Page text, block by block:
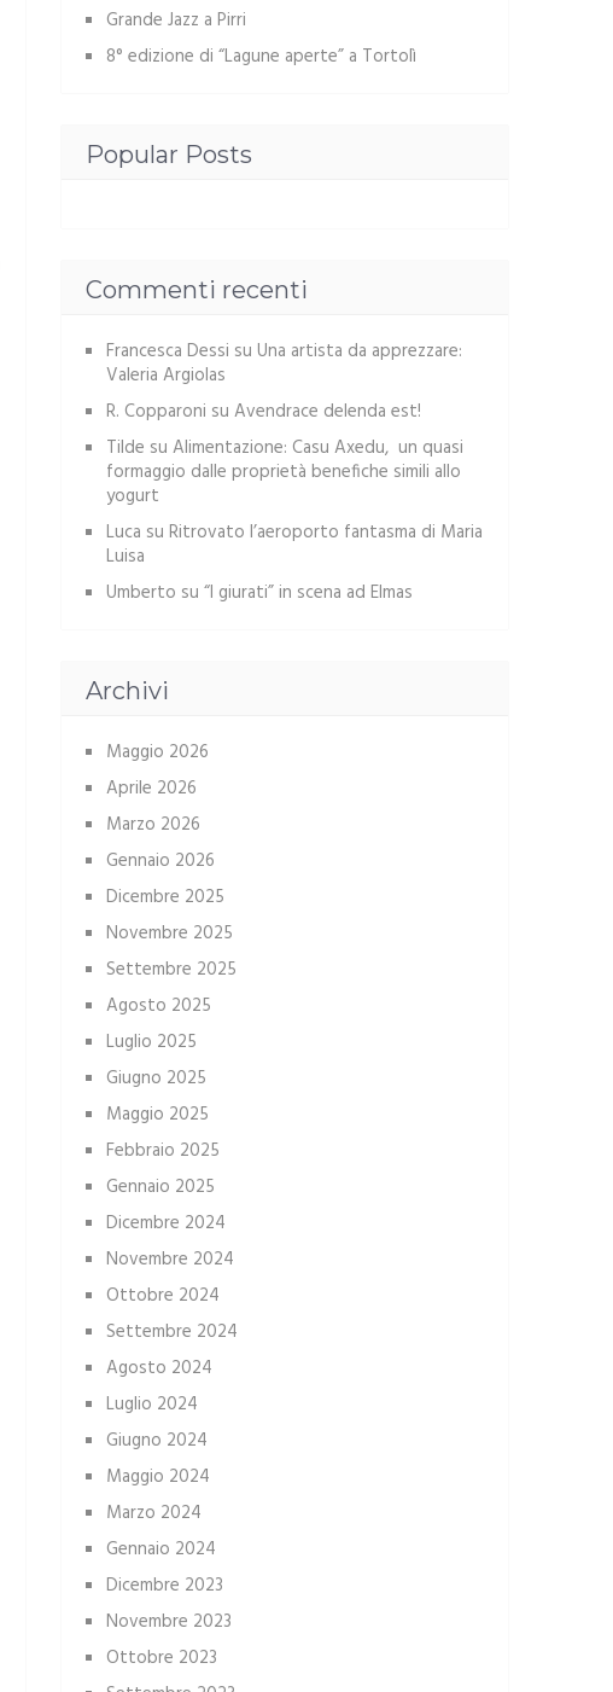
Grande Jazz a Pirri
8° edizione di “Lagune aperte” a Tortolì
Popular Posts
Commenti recenti
Francesca Dessi su Una artista da apprezzare:
Valeria Argiolas
R. Copparoni su Avendrace delenda est!
Tilde su Alimentazione: Casu Axedu, un quasi
formaggio dalle proprietà benefiche simili allo
yogurt
Luca su Ritrovato l’aeroporto fantasma di Maria
Luisa
Umberto su “I giurati” in scena ad Elmas
Archivi
Maggio 2026
Aprile 2026
Marzo 2026
Gennaio 2026
Dicembre 2025
Novembre 2025
Settembre 2025
Agosto 2025
Luglio 2025
Giugno 2025
Maggio 2025
Febbraio 2025
Gennaio 2025
Dicembre 2024
Novembre 2024
Ottobre 2024
Settembre 2024
Agosto 2024
Luglio 2024
Giugno 2024
Maggio 2024
Marzo 2024
Gennaio 2024
Dicembre 2023
Novembre 2023
Ottobre 2023